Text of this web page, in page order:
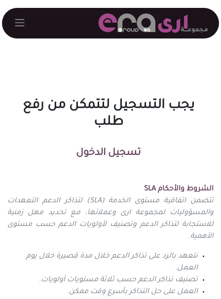
يجب التسجيل لتتمكن من رفع
طلب
تسجيل الدخول
الشروط والأحكام SLA
تتضمن اتفاقية مستوى الخدمة (SLA) لتذاكر الدعم التعهدات
والمسؤوليات لمجموعة ارى وعملائها، مع تحديد مهل زمنية
للاستجابة لتذاكر الدعم وتصنيف لأولويات الدعم حسب مستوى
الأهمية.
نتعهد بالرد على تذاكر الدعم خلال مدة قصيرة خلال يوم
العمل.
تصنيف تذاكر الدعم حسب ثلاثة مستويات أولويات.
العمل على حل التذاكر بأسرع وقت ممكن.